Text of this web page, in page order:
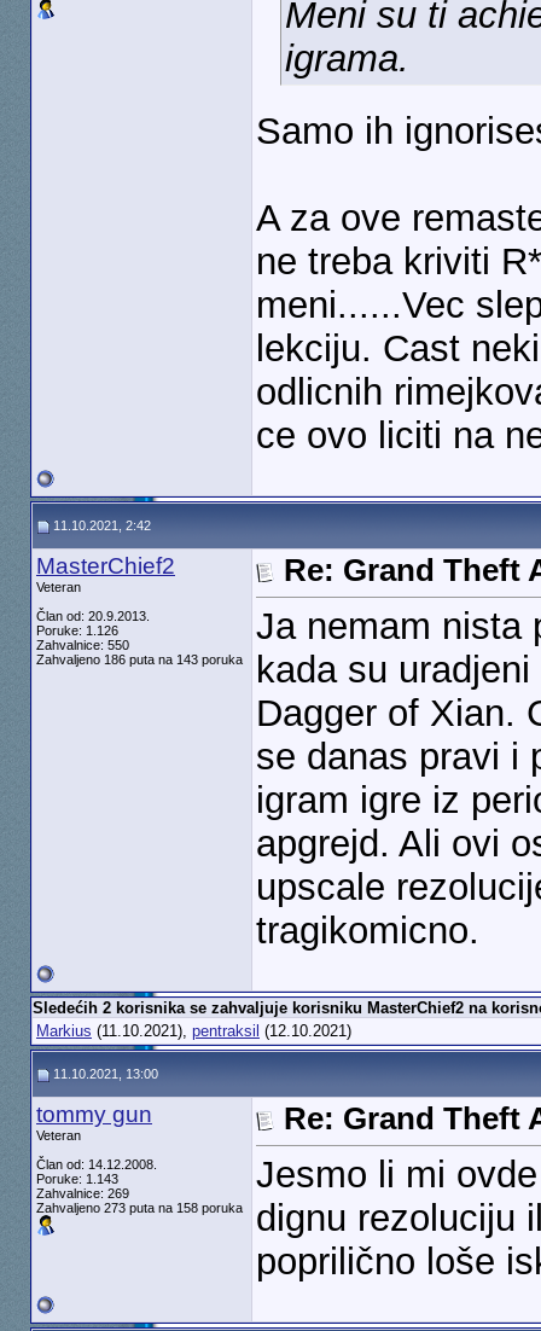
Meni su ti
igrama.
Samo ih
A za ove
ne treba kriviti
meni......Vec
lekciju. Cast
odlicnih
ce ovo liciti na
11.10.2021, 2:42
MasterChief2
Veteran
Član od: 20.9.2013.
Poruke: 1.126
Zahvalnice: 550
Zahvaljeno 186 puta na 143 poruka
Re: Grand Theft
Ja nemam nista
kada su
Dagger of Xian.
se danas pravi i
igram igre iz
apgrejd. Ali ovi
upscale
tragikomicno.
Sledećih 2 korisnika se zahvaljuje korisniku MasterChief2 na
Markius (11.10.2021), pentraksil (12.10.2021)
11.10.2021, 13:00
tommy gun
Veteran
Član od: 14.12.2008.
Poruke: 1.143
Zahvalnice: 269
Zahvaljeno 273 puta na 158 poruka
Re: Grand Theft
Jesmo li mi
dignu rezoluciju
poprilično loše